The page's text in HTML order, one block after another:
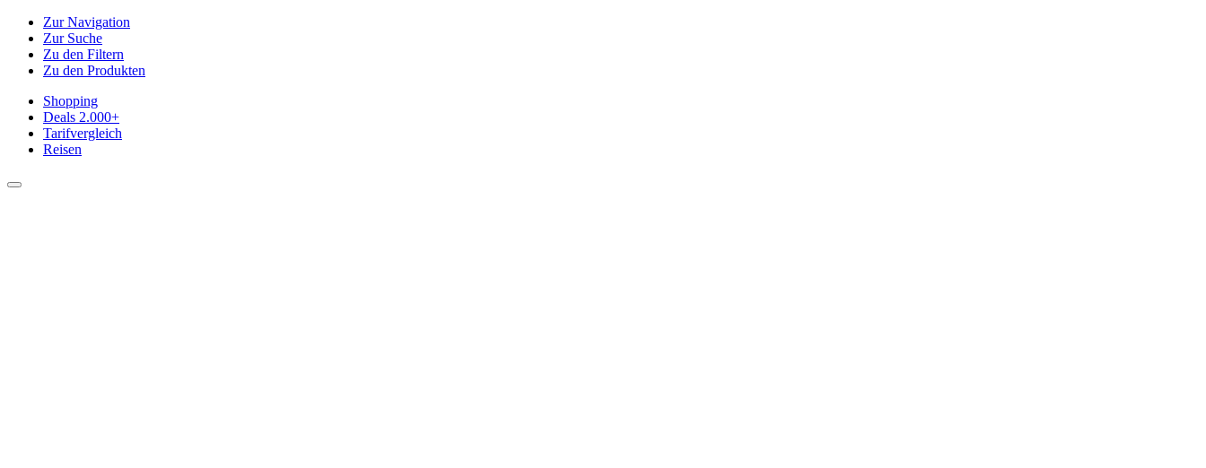
Zur Navigation
Zur Suche
Zu den Filtern
Zu den Produkten
Shopping
Deals 2.000+
Tarifvergleich
Reisen